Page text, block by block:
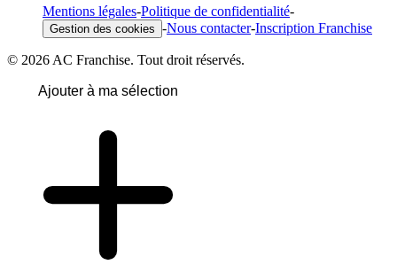
Mentions légales-Politique de confidentialité-
Gestion des cookies -Nous contacter-Inscription Franchise
© 2026 AC Franchise. Tout droit réservés.
Ajouter à ma sélection